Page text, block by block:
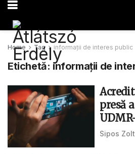
Home Tag informaţii de interes public
Etichetă: informaţii de
presă
Sipos